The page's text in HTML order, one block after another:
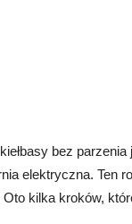
bez
elektryczna. Ten
kilka kroków,